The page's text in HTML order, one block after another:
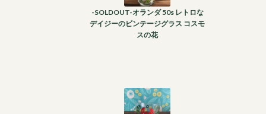
-SOLDOUT-オランダ 50s レトロな
デイジーのビンテージグラス コスモ
スの花